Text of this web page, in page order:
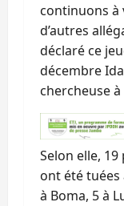
continuons à
d’autres
déclaré ce
décembre
chercheuse à
Selon elle,
ont été tuées
à Boma, 5 à